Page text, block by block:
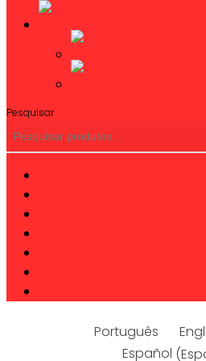
Pesquisar
Português
Español (